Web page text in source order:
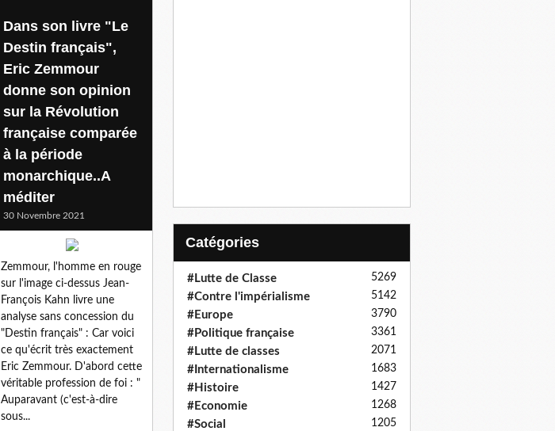
Dans son livre "Le
Destin français",
Eric Zemmour
donne son opinion
sur la Révolution
française comparée
à la période
monarchique..A
méditer
30 Novembre 2021
Zemmour, l'homme en rouge
sur l'image ci-dessus Jean-
François Kahn livre une
analyse sans concession du
"Destin français" : Car voici
ce qu'écrit très exactement
Eric Zemmour. D'abord cette
véritable profession de foi : "
Auparavant (c'est-à-dire
sous...
Catégories
#Lutte de Classe 5269
#Contre l'impérialisme 5142
#Europe 3790
#Politique française 3361
#Lutte de classes 2071
#Internationalisme 1683
#Histoire 1427
#Economie 1268
#Social 1205